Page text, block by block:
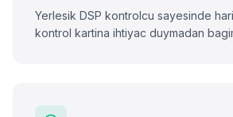
Yerlesik DSP kontrolcu sayesinde
kontrol kartina ihtiyac duymadan